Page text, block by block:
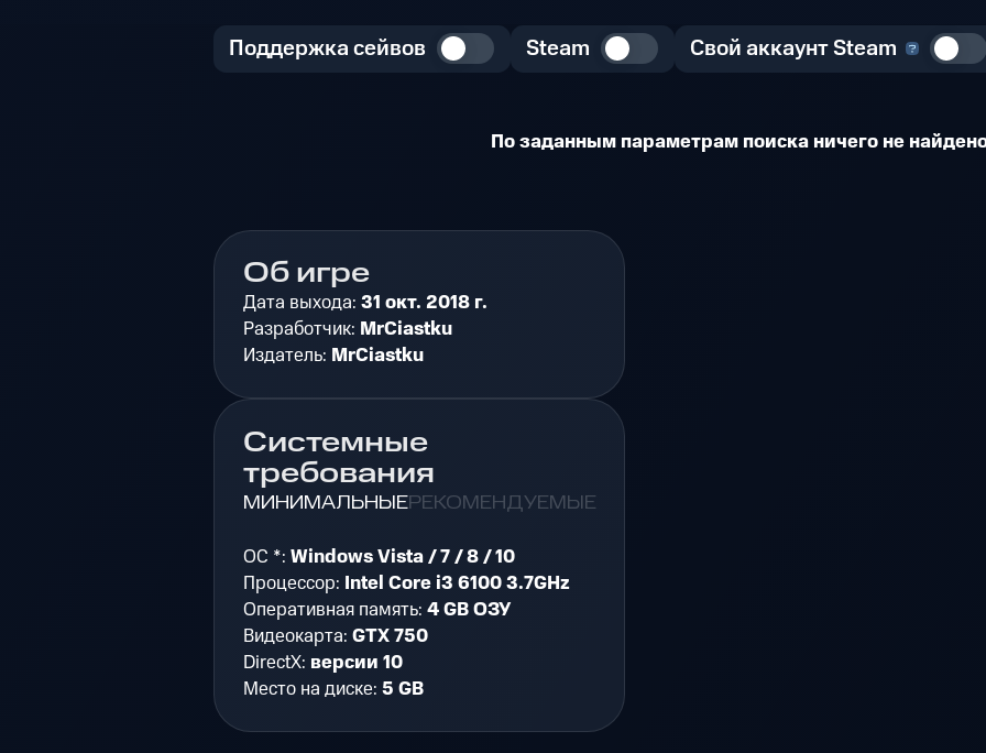
Поддержка сейвов Steam Свой аккаунт Steam
По заданным параметрам поиска ничего не
Об игре
Дата выхода: 31 окт. 2018 г.
Разработчик: MrCiastku
Издатель: MrCiastku
Системные
требования
МИНИМАЛЬНЫЕРЕКОМЕНДУЕМЫЕ
ОС *: Windows Vista / 7 / 8 / 10
Процессор: Intel Core i3 6100 3.7GHz
Оперативная память: 4 GB ОЗУ
Видеокарта: GTX 750
DirectX: версии 10
Место на диске: 5 GB